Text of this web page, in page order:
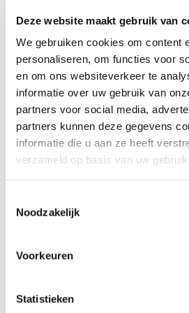
Deze website maakt gebruik van
We gebruiken cookies om content
personaliseren, om functies voor
en om ons websiteverkeer te
informatie over uw gebruik van
partners voor social media,
partners kunnen deze gegevens
informatie die u aan ze heeft
verzameld op basis van uw
Noodzakelijk
Voorkeuren
Statistieken
Wil je meer advies over
bouwkundig rapport?
Schroom niet om ons te
onafhankelijke bouwtechnische
we je graag het allerbeste advies
Gebruik maken van onze
bouwkundige keuring laten
gegevens achter op deze
planningsafdeling neemt dan
beschikbaar op het door jou
aankoop van je huis!